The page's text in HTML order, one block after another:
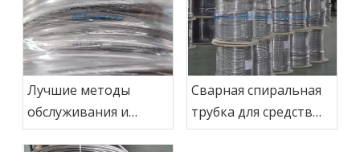
Лучшие методы
обслуживания и
проверки для
Сварная спиральная
трубка для средств
высокого давления: